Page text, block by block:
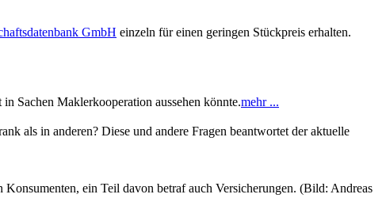
GmbH einzeln für einen geringen Stückpreis erhalten.
Sachen Maklerkooperation aussehen könnte.mehr ...
als in anderen? Diese und andere Fragen beantwortet der aktuelle
ein Teil davon betraf auch Versicherungen. (Bild: Andreas